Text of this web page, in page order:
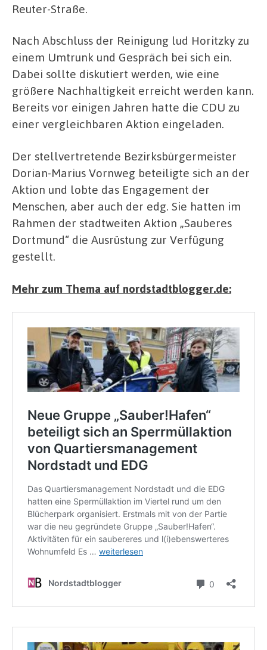
Reuter-Straße.
Nach Abschluss der Reinigung lud Horitzky zu
einem Umtrunk und Gespräch bei sich ein.
Dabei sollte diskutiert werden, wie eine
größere Nachhaltigkeit erreicht werden kann.
Bereits vor einigen Jahren hatte die CDU zu
einer vergleichbaren Aktion eingeladen.
Der stellvertretende Bezirksbürgermeister
Dorian-Marius Vornweg beteiligte sich an der
Aktion und lobte das Engagement der
Menschen, aber auch der edg. Sie hatten im
Rahmen der stadtweiten Aktion „Sauberes
Dortmund“ die Ausrüstung zur Verfügung
gestellt.
Mehr zum Thema auf nordstadtblogger.de: